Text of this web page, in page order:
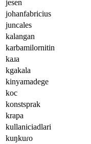
jesen
johanfabricius
juncales
kalangan
karbamilornitin
kaɹa
kgakala
kinyamadege
koc
konstsprak
krapa
kullaniciadlari
kuŋkuɾo